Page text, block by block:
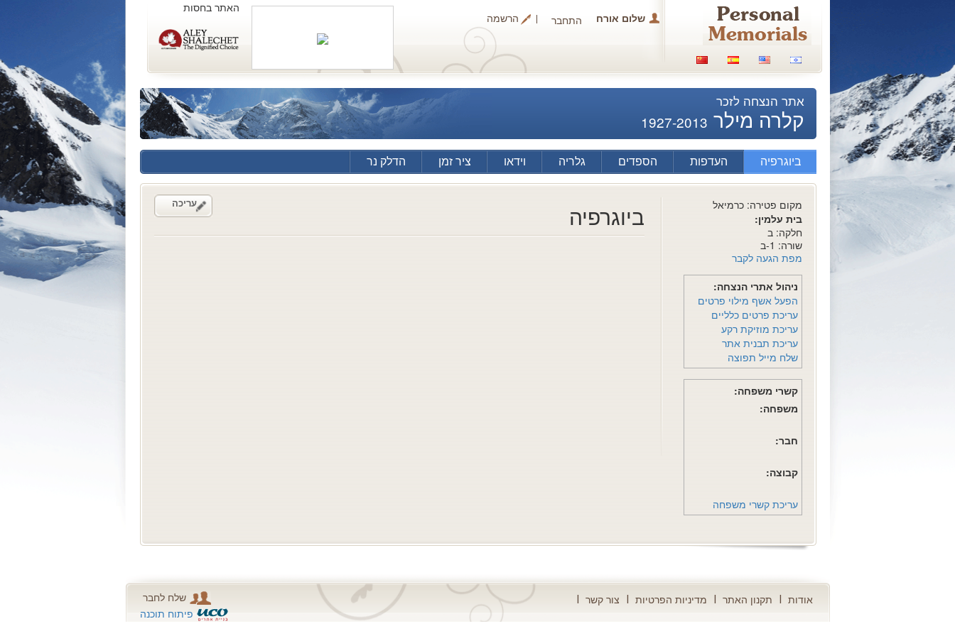
האתר בחסות
שלום אורח התחבר הרשמה
אתר הנצחה לזכר
קלרה מילר 1927-2013
ביוגרפיה העדפות הספדים גלריה וידאו ציר זמן הדלק נר
מקום פטירה: כרמיאל
בית עלמין:
חלקה: ב
שורה: 1-ב
מפת הגעה לקבר
ניהול אתרי הנצחה:
הפעל אשף מילוי פרטים
עריכת פרטים כלליים
עריכת מוזיקת רקע
עריכת תבנית אתר
שלח מייל תפוצה
קשרי משפחה:
משפחה:
חבר:
קבוצה:
עריכת קשרי משפחה
ביוגרפיה עריכה
אודות תקנון האתר מדיניות הפרטיות צור קשר
שלח לחבר
פיתוח תוכנה